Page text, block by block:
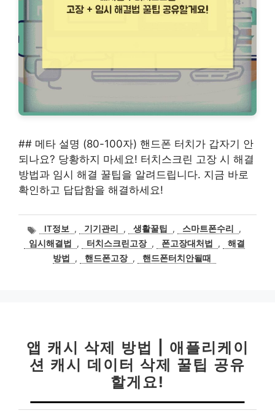
## 메타 설명 (80-100자) 핸드폰 터치가 갑자기 안
되나요? 당황하지 마세요! 터치스크린 고장 시 해결
방법과 임시 해결 꿀팁을 알려드립니다. 지금 바로
확인하고 답답함을 해결하세요!
태
그
IT정보 , 기기관리 , 생활꿀팁 , 스마트폰수리
,
임시해결법
, 터치스크린고장 , 폰고장대처법 ,
해결
방법
, 핸드폰고장 , 핸드폰터치안될때
앱 캐시 삭제 방법 | 애플리케이
션 캐시 데이터 삭제 꿀팁 공유
할게요!